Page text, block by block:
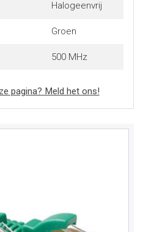
Halogeenvrij
Groen
500 MHz
pagina? Meld het ons!